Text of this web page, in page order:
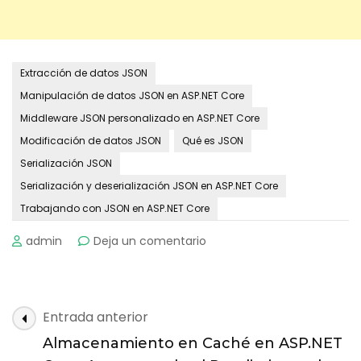
Extracción de datos JSON
Manipulación de datos JSON en ASP.NET Core
Middleware JSON personalizado en ASP.NET Core
Modificación de datos JSON
Qué es JSON
Serialización JSON
Serialización y deserialización JSON en ASP.NET Core
Trabajando con JSON en ASP.NET Core
admin Deja un comentario
Core:
Navegación
de
Entrada anterior
Almacenamiento en Caché en ASP.NET